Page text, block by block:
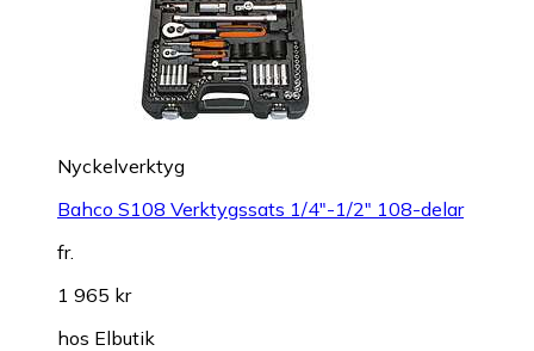
Nyckelverktyg
Bahco S108 Verktygssats 1/4"-1/2" 108-delar
fr.
1 965 kr
hos Elbutik